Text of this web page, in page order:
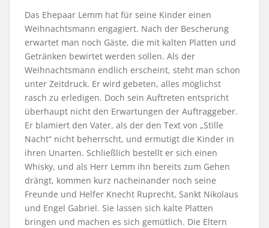
Das Ehepaar Lemm hat für seine Kinder einen
Weihnachtsmann engagiert. Nach der Bescherung
erwartet man noch Gäste, die mit kalten Platten und
Getränken bewirtet werden sollen. Als der
Weihnachtsmann endlich erscheint, steht man schon
unter Zeitdruck. Er wird gebeten, alles möglichst
rasch zu erledigen. Doch sein Auftreten entspricht
überhaupt nicht den Erwartungen der Auftraggeber.
Er blamiert den Vater, als der den Text von „Stille
Nacht“ nicht beherrscht, und ermutigt die Kinder in
ihren Unarten. Schließlich bestellt er sich einen
Whisky, und als Herr Lemm ihn bereits zum Gehen
drängt, kommen kurz nacheinander noch seine
Freunde und Helfer Knecht Ruprecht, Sankt Nikolaus
und Engel Gabriel. Sie lassen sich kalte Platten
bringen und machen es sich gemütlich. Die Eltern